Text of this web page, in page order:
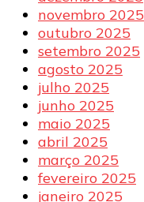
novembro 2025
outubro 2025
setembro 2025
agosto 2025
julho 2025
junho 2025
maio 2025
abril 2025
março 2025
fevereiro 2025
janeiro 2025